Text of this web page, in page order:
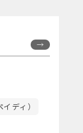
ディ）